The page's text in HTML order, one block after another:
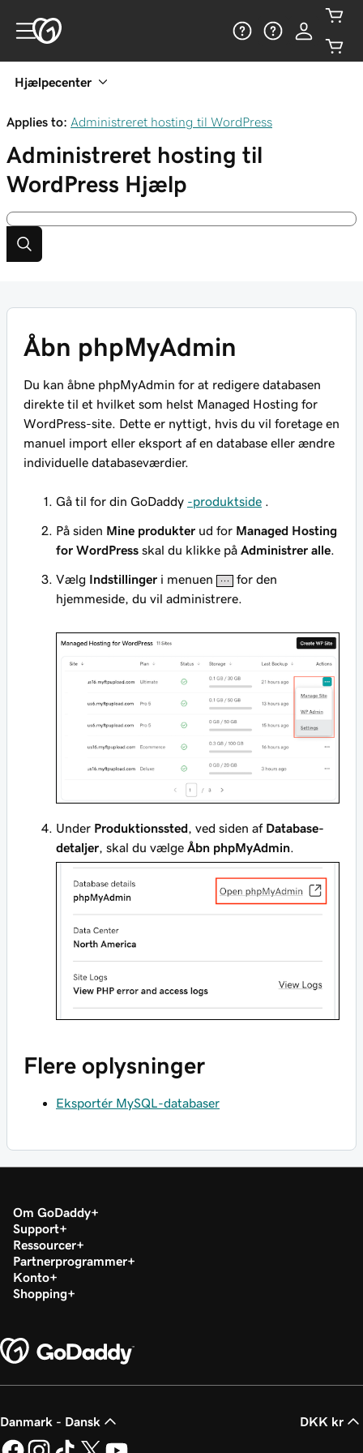
Hjælpecenter
Applies to: Administreret hosting til WordPress
Administreret hosting til
WordPress Hjælp
Åbn phpMyAdmin
Du kan åbne phpMyAdmin for at redigere databasen
direkte til et hvilket som helst Managed Hosting for
WordPress-site. Dette er nyttigt, hvis du vil foretage en
manuel import eller eksport af en database eller ændre
individuelle databaseværdier.
Gå til for din GoDaddy -produktside
På siden Mine produkter ud for Managed Hosting
for WordPress skal du klikke på Administrer alle
Vælg Indstillinger i menuen
for den
hjemmeside, du vil administrere.
Under Produktionssted, ved siden af Database-
detaljer, skal du vælge Åbn phpMyAdmin.
Flere oplysninger
Eksportér MySQL-databaser
Om GoDaddy
Support
Ressourcer
Partnerprogrammer
Konto
Shopping
Danmark - Dansk DKK kr